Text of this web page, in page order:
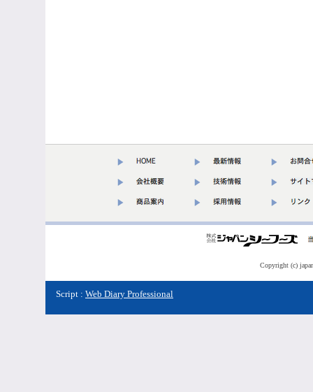
Copyright (c)
Script : Web Diary Professional